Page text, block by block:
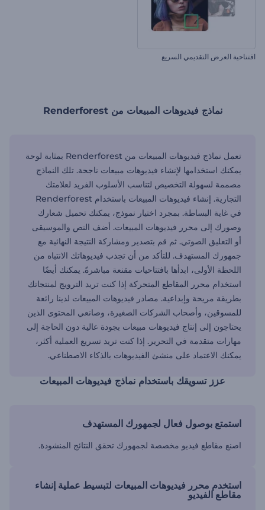
افتتاحية العرض التقديمي السريع
نماذج فيديوهات المبيعات من Renderforest
تعمل نماذج فيديوهات المبيعات من Renderforest بمثابة لوحة
يمكنك استخدامها لإنشاء فيديوهات مبيعات ناجحة. تلك النماذج
مصممة لسهولة التخصيص لتناسب الأسلوب الفريد لعلامتك
التجارية. إنشاء فيديوهات المبيعات باستخدام Renderforest
في غاية البساطة. بمجرد اختيار نموذج، يمكنك تحميل شعارك
وصورك إلى محرر فيديوهات المبيعات. أضف النص والموسيقى
أو التعليق الصوتي. ثم قم بتصدير ومشاركة النتيجة النهائية مع
جمهورك المستهدف. للتأكد من أن تجذب فيديوهاتك الانتباه من
اللحظة الأولى، ابدأها بافتتاحيات مقنعة مباشرةً. يمكنك أيضًا
استخدام محرر المقاطع المتحركة إذا كنت تريد الترويج لمنتجاتك
بطريقة مريحة وإبداعية. مصادر فيديوهات المبيعات لدينا رائعة
للمسوقين، وأصحاب الشركات الصغيرة، وصانعي المحتوى الذين
يحتاجون إلى إنتاج فيديوهات مبيعات بجودة عالية دون الحاجة إلى
مهارات متقدمة في التحرير. إذا كنت تريد تسريع العملية أكثر،
يمكنك الاعتماد على منشئ الفيديوهات بالذكاء الاصطناعي.
عزز تسويقك باستخدام نماذج فيديوهات المبيعات
استمتع بوصول فعال لجمهورك المستهدف
اصنع مقاطع فيديو مخصصة لجمهورك تحقق النتائج المنشودة.
استخدم محرر فيديوهات المبيعات لتبسيط عملية إنشاء
مقاطع الفيديو